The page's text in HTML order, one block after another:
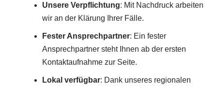
Unsere Verpflichtung: Mit Nachdruck arbeiten
wir an der Klärung Ihrer Fälle.
Fester Ansprechpartner: Ein fester
Ansprechpartner steht Ihnen ab der ersten
Kontaktaufnahme zur Seite.
Lokal verfügbar: Dank unseres regionalen